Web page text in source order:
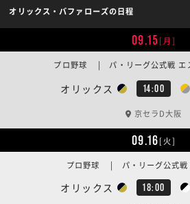
オリックス・バファローズの日程
09.15[月]
オリックス 14:00
プロ野球 | パ・リーグ公式戦 エ
京セラD大阪
09.16[火]
オリックス 18:00
プロ野球 | パ・リーグ公式戦